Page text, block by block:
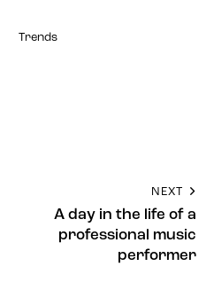
Trends
NEXT
A day in the life of a
professional music
performer